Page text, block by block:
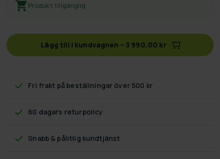
Produkt tillgänglig
Lägg till i kundvagnen – 3 990,00 kr
Fri frakt på beställningar över 500 kr
60 dagars returpolicy
Snabb & pålitlig kundtjänst